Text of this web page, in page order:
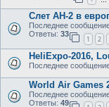
Слет АН-2 в
Последнее
Ответы: 33
1 2
HeliExpo-2016,
Последнее
World Air Games
Последнее
Ответы: 49